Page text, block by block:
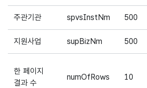
주관기관 spvsInstNm 500
지원사업 supBizNm 500
한 페이지
결과 수
numOfRows 10